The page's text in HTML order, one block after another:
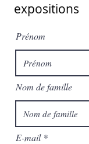
expositions
Prénom
Nom de famille
E-mail